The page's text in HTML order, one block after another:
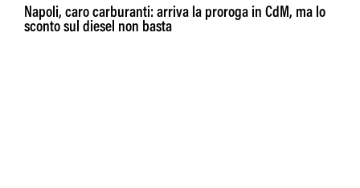
Napoli, caro carburanti: arriva la proroga in CdM, ma lo
sconto sul diesel non basta